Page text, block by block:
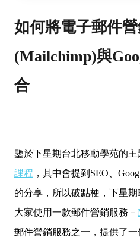
如何將電子郵件
(Mailchimp)與
合
鑒於下星期台北移動學苑的主
課程 ，其中會提到 SEO、
的分享，所以破點梗，下星
大家使用一款郵件營銷服務－
郵件營銷服務之一，提供了一